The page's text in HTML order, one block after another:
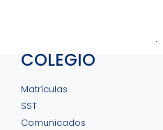
COLEGIO
Matrículas
SST
Comunicados